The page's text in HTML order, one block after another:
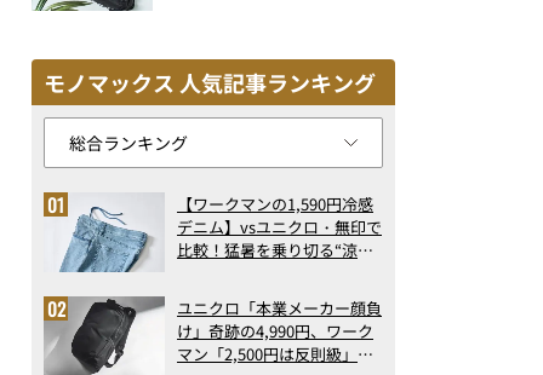
モノマックス 人気記事ランキング
【ワークマンの1,590円冷感
デニム】vsユニクロ・無印で
比較！猛暑を乗り切る“涼感
で決定版
ユニクロ「本業メーカー顔負
け」奇跡の4,990円、ワーク
マン「2,500円は反則級」凄